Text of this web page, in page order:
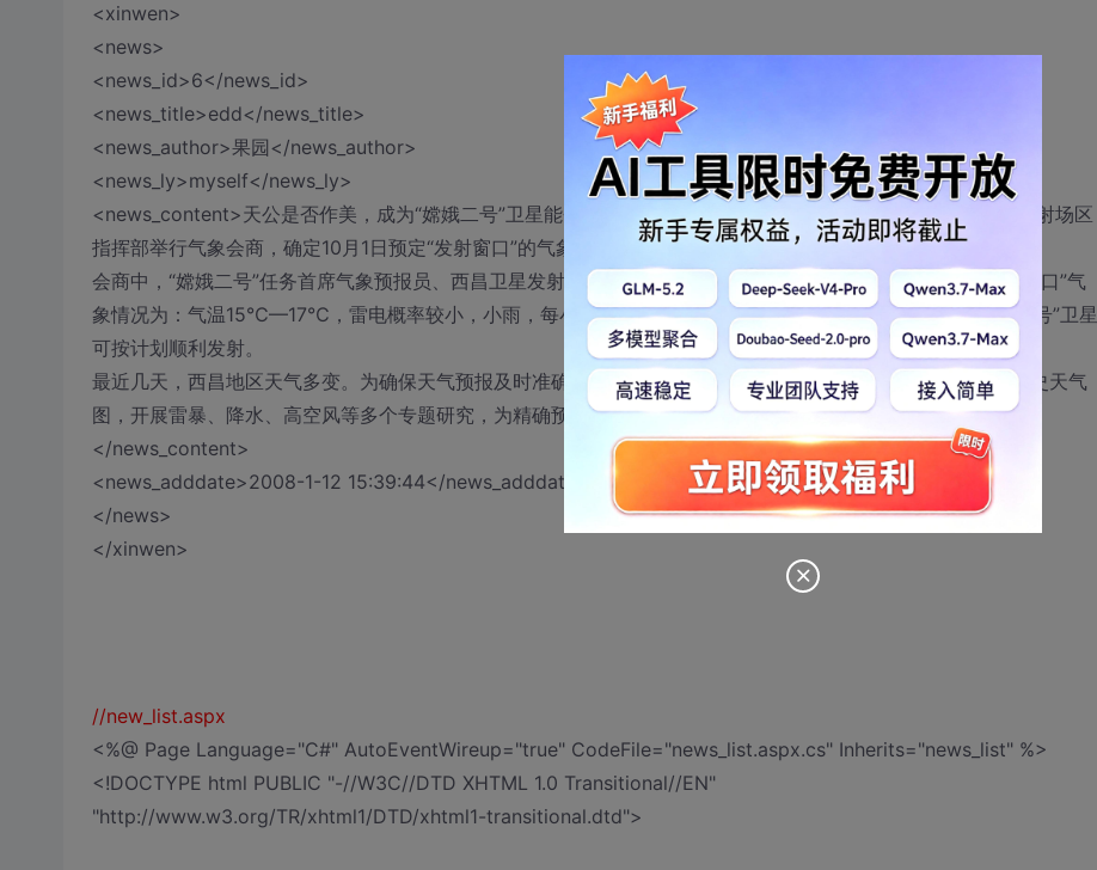
<xinwen>
<news>
<news_id>6</news_id>
<news_title>edd</news_title>
<news_author>果园</news_author>
<news_ly>myself</news_ly>
<news_content>天公是否作美，成为“嫦娥二号”卫星能否按计划发射的焦点。今天下午17时，“嫦娥二号”任务发射场区
指挥部举行气象会商，确定10月1日预定“发射窗口”的气象条件适宜卫星发射。
会商中，“嫦娥二号”任务首席气象预报员、西昌卫星发射中心气象室高级工程师江晓华介绍，10月1日预定“发射窗口”气
象情况为：气温15℃—17℃，雷电概率较小，小雨，每小时降雨量小于1毫米。经发射场区指挥部会商，“嫦娥二号”卫星
可按计划顺利发射。
最近几天，西昌地区天气多变。为确保天气预报及时准确，西昌卫星发射中心气象室的预报人员翻阅近10万张历史天气
图，开展雷暴、降水、高空风等多个专题研究，为精确预报预定“发射窗口”气象情况奠定了坚实基础
</news_content>
<news_adddate>2008-1-12 15:39:44</news_adddate>
</news>
</xinwen>
//new_list.aspx
<%@ Page Language="C#" AutoEventWireup="true" CodeFile="news_list.aspx.cs" Inherits="news_list" %>
<!DOCTYPE html PUBLIC "-//W3C//DTD XHTML 1.0 Transitional//EN"
"http://www.w3.org/TR/xhtml1/DTD/xhtml1-transitional.dtd">